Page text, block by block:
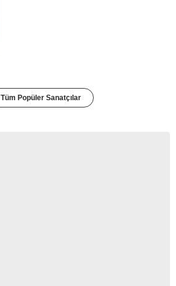
Tüm Popüler Sanatçılar